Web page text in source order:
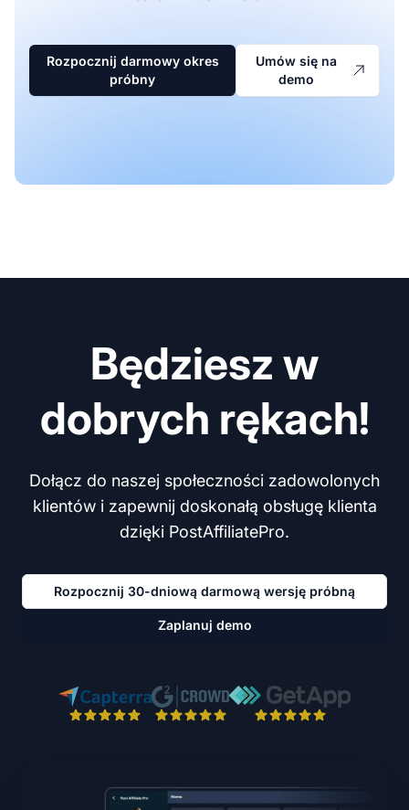
Rozpocznij darmowy okres
próbny
Umów się na
demo
Będziesz w
dobrych rękach!
Dołącz do naszej społeczności zadowolonych
klientów i zapewnij doskonałą obsługę klienta
dzięki PostAffiliatePro.
Rozpocznij 30-dniową darmową wersję próbną
Zaplanuj demo